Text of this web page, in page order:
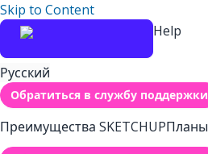
Skip to Content
Help
Русский
Обратиться в службу поддержки
Преимущества SKETCHUPПланы